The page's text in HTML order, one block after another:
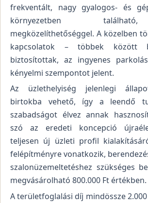
frekventált, nagy gyalogos- és
környezetben
megközelíthetőséggel. A közelben
kapcsolatok – többek között
biztosítottak, az ingyenes
kényelmi szempontot jelent.
Az üzlethelyiség jelenlegi
birtokba vehető, így a leendő
szabadságot élvez annak
szó az eredeti koncepció
teljesen új üzleti profil
felépítményre vonatkozik,
szalonüzemeltetéshez szükséges
megvásárolható 800.000 Ft értékben.
A területfoglalási díj mindössze